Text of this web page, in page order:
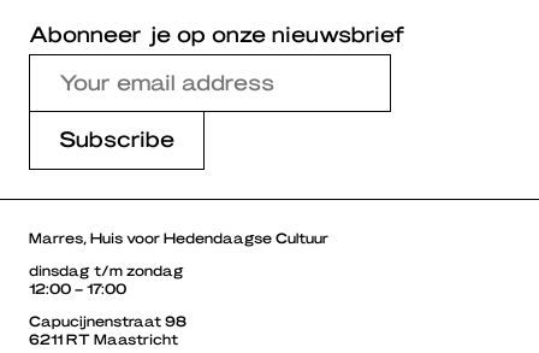
Abonneer je op onze nieuwsbrief
Marres, Huis voor Hedendaagse Cultuur
dinsdag t/m zondag
12:00 – 17:00
Capucijnenstraat 98
6211 RT Maastricht